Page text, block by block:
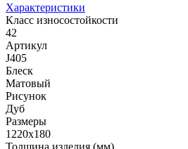
Характеристики
Класс износостойкости
42
Артикул
J405
Блеск
Матовый
Рисунок
Дуб
Размеры
1220х180
Толщина изделия (мм)